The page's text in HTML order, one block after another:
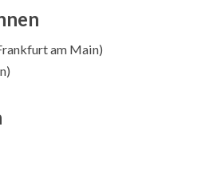
am Main)